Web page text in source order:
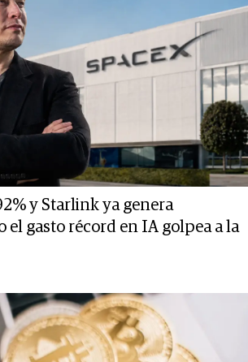
y Starlink ya genera
el gasto récord en IA golpea a la